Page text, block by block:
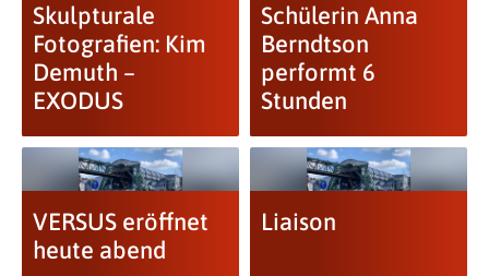
Skulpturale
Fotografien: Kim
Demuth –
EXODUS
Schülerin Anna
Berndtson
performt 6
Stunden
VERSUS eröffnet
heute abend
Liaison